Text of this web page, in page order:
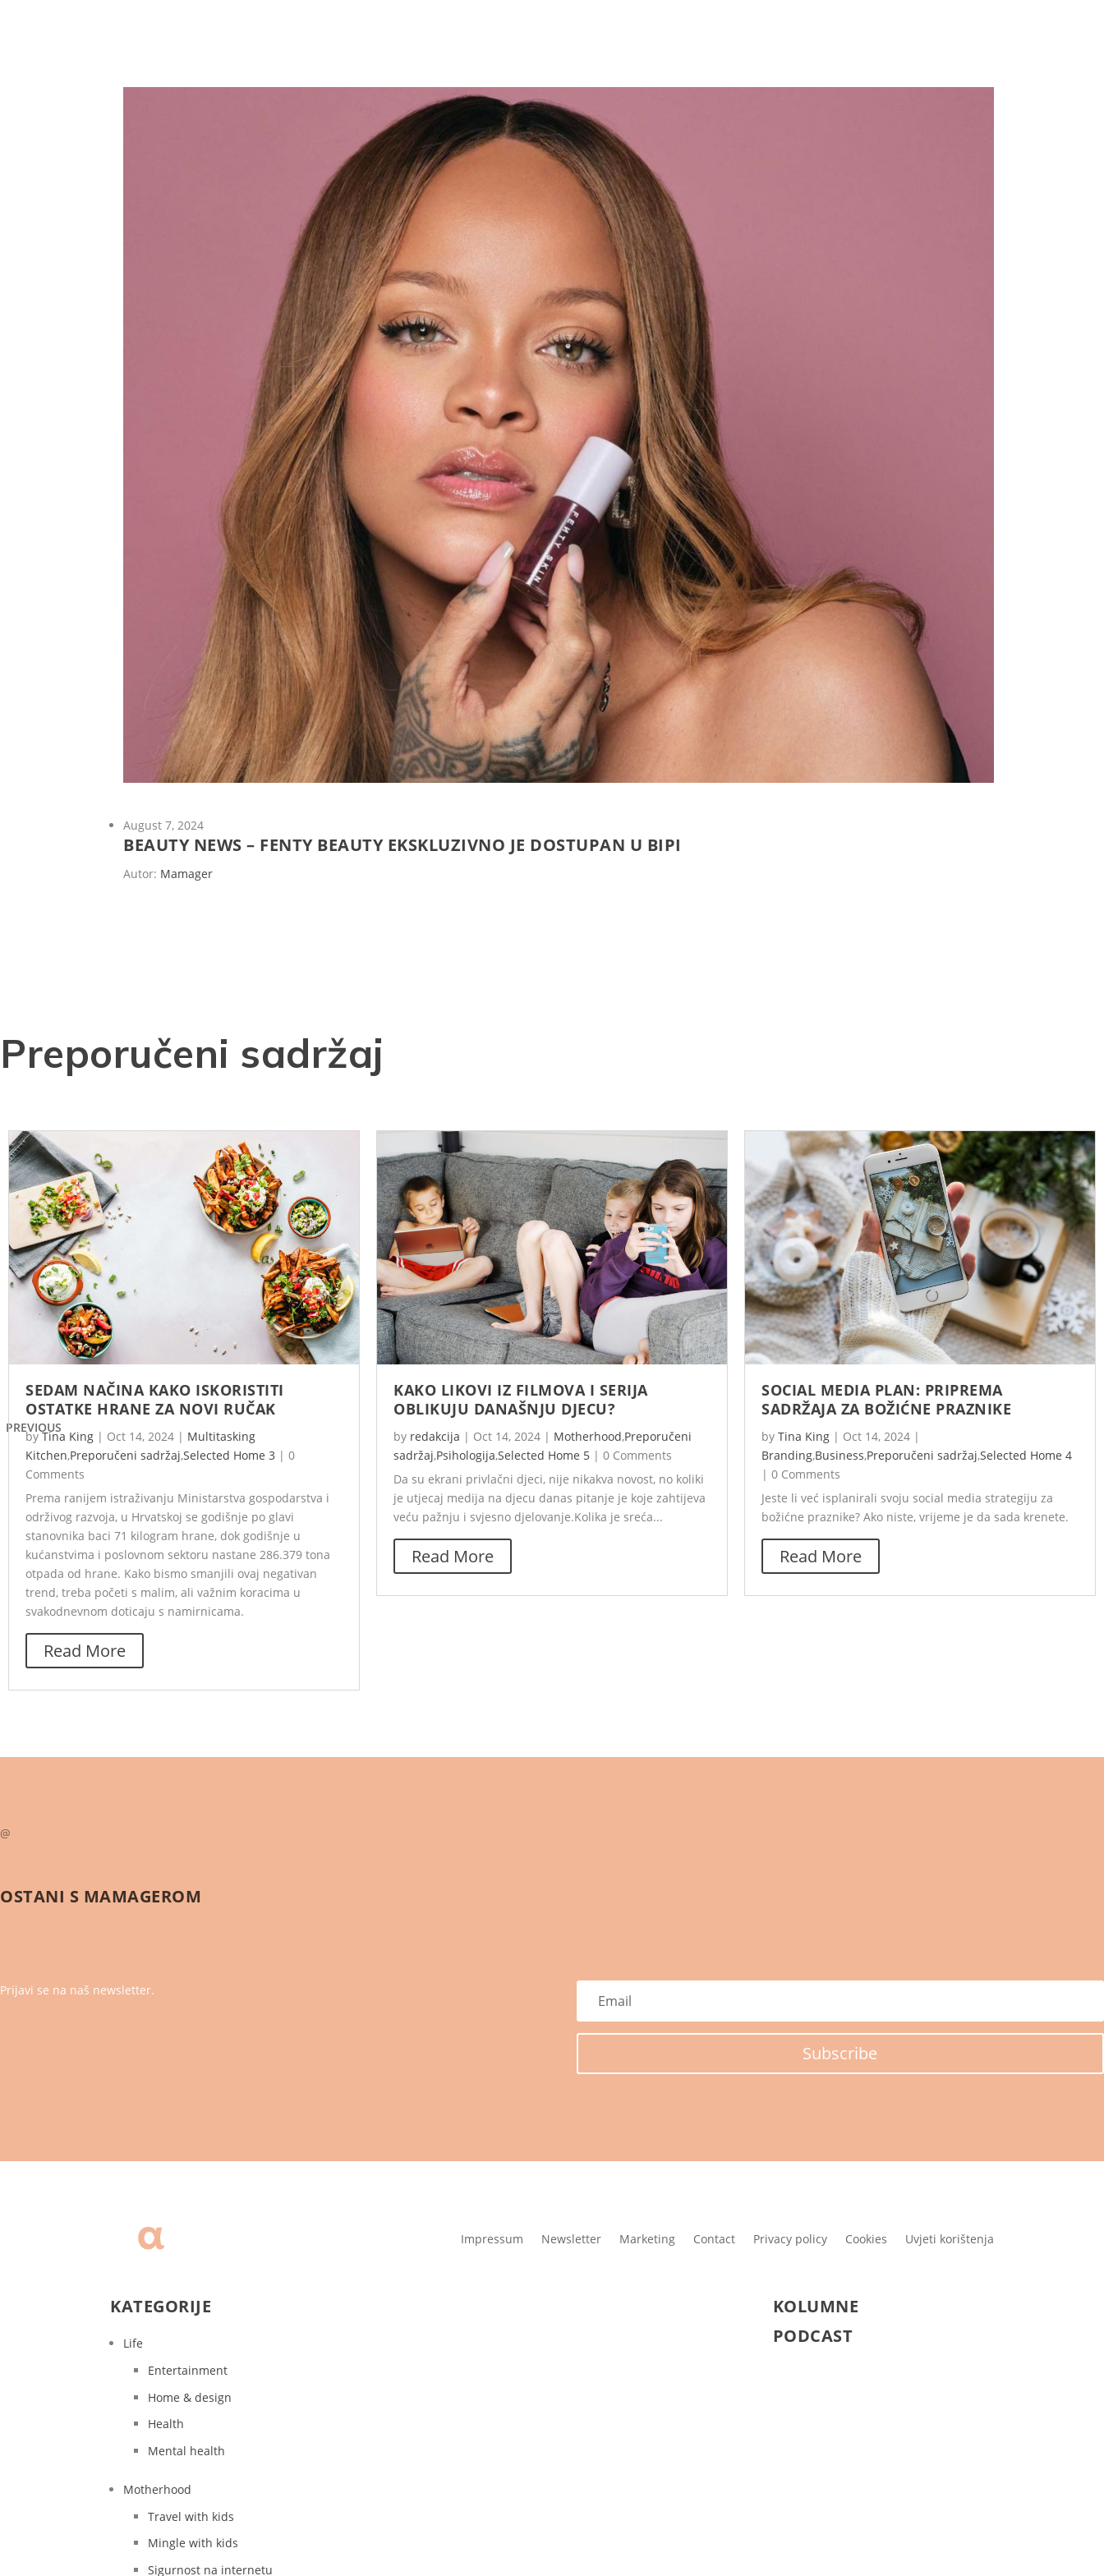
August 7, 2024
BEAUTY NEWS – FENTY BEAUTY EKSKLUZIVNO JE DOSTUPAN U BIPI
Autor: Mamager
Preporučeni sadržaj
PREVIOUS
SEDAM NAČINA KAKO ISKORISTITI
OSTATKE HRANE ZA NOVI RUČAK
by Tina King | Oct 14, 2024 | Multitasking
Kitchen,Preporučeni sadržaj,Selected Home 3 | 0
Comments
Prema ranijem istraživanju Ministarstva gospodarstva i
održivog razvoja, u Hrvatskoj se godišnje po glavi
stanovnika baci 71 kilogram hrane, dok godišnje u
kućanstvima i poslovnom sektoru nastane 286.379 tona
otpada od hrane. Kako bismo smanjili ovaj negativan
trend, treba početi s malim, ali važnim koracima u
svakodnevnom doticaju s namirnicama.
Read More
KAKO LIKOVI IZ FILMOVA I SERIJA
OBLIKUJU DANAŠNJU DJECU?
by redakcija | Oct 14, 2024 | Motherhood,Preporučeni
sadržaj,Psihologija,Selected Home 5 | 0 Comments
Da su ekrani privlačni djeci, nije nikakva novost, no koliki
je utjecaj medija na djecu danas pitanje je koje zahtijeva
veću pažnju i svjesno djelovanje.Kolika je sreća...
Read More
SOCIAL MEDIA PLAN: PRIPREMA
SADRŽAJA ZA BOŽIĆNE PRAZNIKE
by Tina King | Oct 14, 2024 |
Branding,Business,Preporučeni sadržaj,Selected Home 4
| 0 Comments
Jeste li već isplanirali svoju social media strategiju za
božićne praznike? Ako niste, vrijeme je da sada krenete.
Read More
@
OSTANI S MAMAGEROM
Prijavi se na naš newsletter.
Subscribe
Impressum Newsletter Marketing Contact Privacy policy Cookies Uvjeti korištenja
KATEGORIJE
Life
Entertainment
Home & design
Health
Mental health
Motherhood
Travel with kids
Mingle with kids
Sigurnost na internetu
KOLUMNE
PODCAST